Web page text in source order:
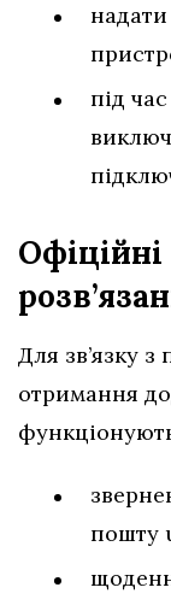
під
Для зв’язку з
отримання
пошту